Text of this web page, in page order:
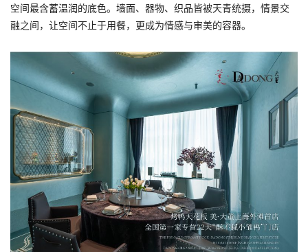
空间最含蓄温润的底色。墙面、器物、织品皆被天青统摄，情景交
融之间，让空间不止于用餐，更成为情感与审美的容器。